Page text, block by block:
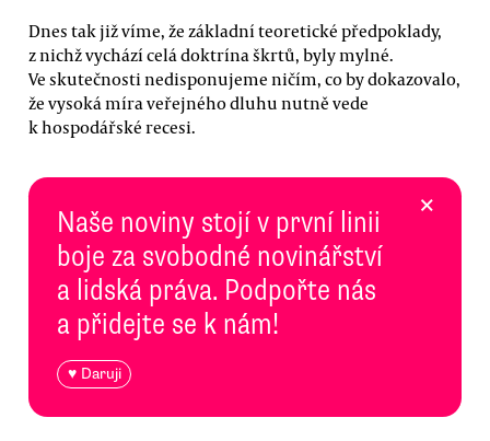
Dnes tak již víme, že základní teoretické předpoklady,
z nichž vychází celá doktrína škrtů, byly mylné.
Ve skutečnosti nedisponujeme ničím, co by dokazovalo,
že vysoká míra veřejného dluhu nutně vede
k hospodářské recesi.
Naše noviny stojí v první linii
boje za svobodné novinářství
a lidská práva. Podpořte nás
a přidejte se k nám!
♥ Daruji
×